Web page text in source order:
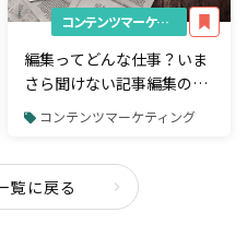
コンテンツマーケティング
編集ってどんな仕事？いま
さら聞けない記事編集のキ
ホンコンテンツマーケティング
覧に戻る